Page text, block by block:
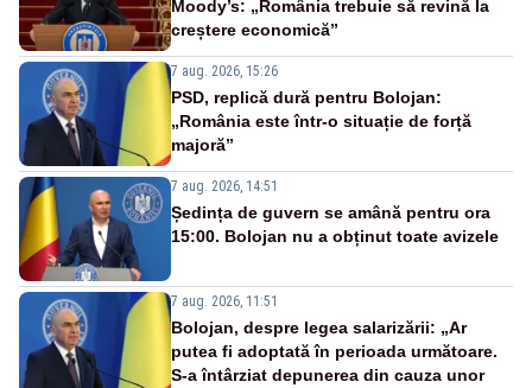
Moody’s: „România trebuie să revină la
creștere economică”
7 aug. 2026, 15:26
PSD, replică dură pentru Bolojan:
„România este într-o situație de forță
majoră”
7 aug. 2026, 14:51
Ședința de guvern se amână pentru ora
15:00. Bolojan nu a obținut toate avizele
7 aug. 2026, 11:51
Bolojan, despre legea salarizării: „Ar
putea fi adoptată în perioada următoare.
S-a întârziat depunerea din cauza unor